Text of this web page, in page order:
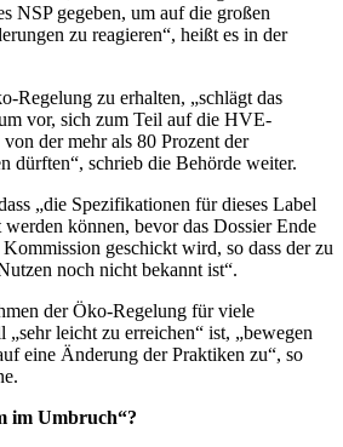
NSP gegeben, um auf die großen
zu reagieren“, heißt es in der
Regelung zu erhalten, „schlägt das
vor, sich zum Teil auf die HVE-
der mehr als 80 Prozent der
dürften“, schrieb die Behörde weiter.
„die Spezifikationen für dieses Label
können, bevor das Dossier Ende
geschickt wird, so dass der zu
noch nicht bekannt ist“.
der Öko-Regelung für viele
leicht zu erreichen“ ist, „bewegen
eine Änderung der Praktiken zu“, so
im Umbruch“?